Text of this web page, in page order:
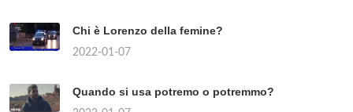
Chi è Lorenzo della femine?
2022-01-07
Quando si usa potremo o potremmo?